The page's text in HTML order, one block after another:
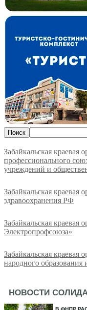
Забайкальская краевая
профессионального
учреждений и
Забайкальская краевая
здравоохранения РФ
Забайкальская краевая
Электропрофсоюза»
Забайкальская краевая
народного
НОВОСТИ